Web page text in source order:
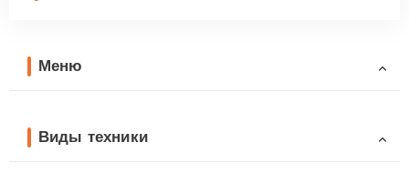
Меню
Виды техники